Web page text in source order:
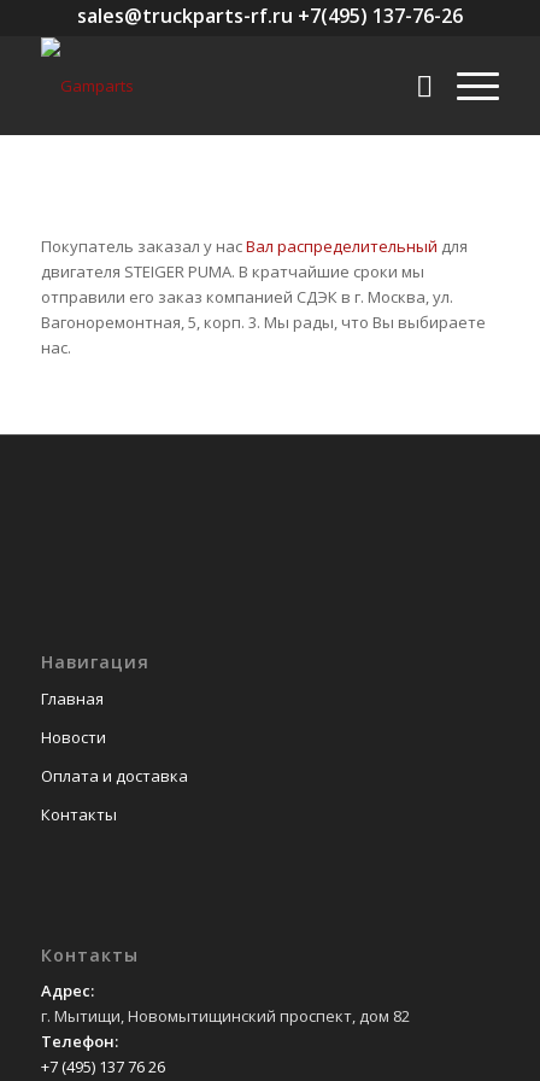
sales@truckparts-rf.ru +7(495) 137-76-26
Покупатель заказал у насВал распределительный для
двигателя STEIGER PUMA. В кратчайшие сроки мы
отправили его заказ компанией СДЭК в г. Москва, ул.
Вагоноремонтная, 5, корп. 3. Мы рады, что Вы выбираете
нас.
Навигация
Главная
Новости
Оплата и доставка
Контакты
Контакты
Адрес:
г. Мытищи, Новомытищинский проспект, дом 82
Телефон:
+7 (495) 137 76 26